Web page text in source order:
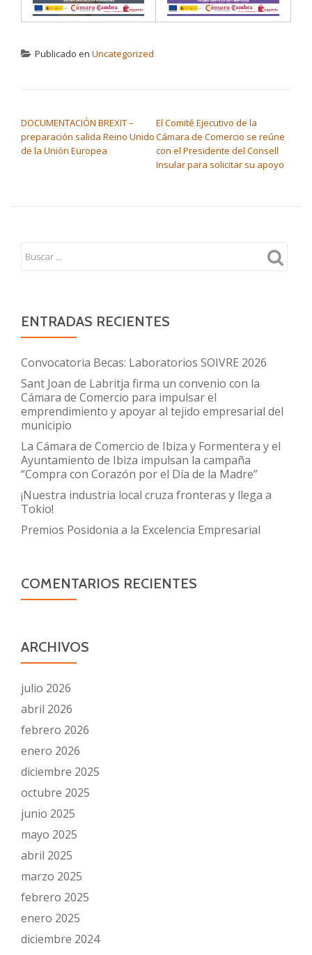
Fidelización de clientes
https://goo.gl/forms/eZ41tqbhlIfStwXc2
https://goo.gl/forms/60xx2bokyW7NvrXq1
https://goo.gl/forms/0f08NU86VQ9Xs1z82
Publicado en Uncategorized
DOCUMENTACIÓN BREXIT –
preparación salida Reino Unido
de la Unión Europea
El Comité Ejecutivo de la
Cámara de Comercio se reúne
con el Presidente del Consell
Insular para solicitar su apoyo
ENTRADAS RECIENTES
Convocatoria Becas: Laboratorios SOIVRE 2026
Sant Joan de Labritja firma un convenio con la
Cámara de Comercio para impulsar el
emprendimiento y apoyar al tejido empresarial del
municipio
La Cámara de Comercio de Ibiza y Formentera y el
Ayuntamiento de Ibiza impulsan la campaña
“Compra con Corazón por el Día de la Madre”
¡Nuestra industria local cruza fronteras y llega a
Tokio!
Premios Posidonia a la Excelencia Empresarial
COMENTARIOS RECIENTES
ARCHIVOS
julio 2026
abril 2026
febrero 2026
enero 2026
diciembre 2025
octubre 2025
junio 2025
mayo 2025
abril 2025
marzo 2025
febrero 2025
enero 2025
diciembre 2024